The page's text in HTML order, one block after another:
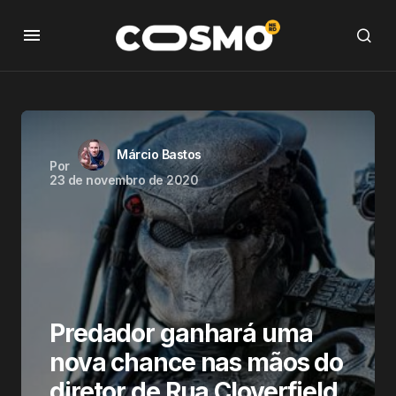
Por
Márcio Bastos
23 de novembro de 2020
Predador ganhará uma
nova chance nas mãos do